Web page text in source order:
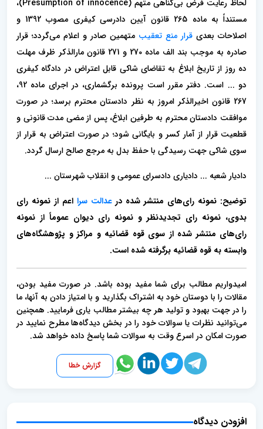
لحاظ رعایت فرض بی‌گناهی متهم (Presumption of innocence)،
مستنداً به ماده 265 قانون آیین دادرسی کیفری مصوب 1392 و
اصلاحات بعدی قرار منع تعقیب متهمین صادر و اعلام می‌گردد؛ قرار
صادره به موجب بند الف ماده 270 و 271 قانون مارالذكر ظرف مهلت
ده روز از تاریخ ابلاغ به تقاضای شاکی قابل اعتراض در دادگاه کیفری
دو ... است. دفتر مقرر است پرونده برگشماری، در اجرای ماده 92،
267 قانون اخیرالذکر امروز به نظر دادستان محترم برسد؛ در صورت
موافقت دادستان محترم به طرفین ابلاغ، پس از مضی مدت قانونی و
قطعیت قرار از آمار کسر و بایگانی شود؛ در صورت اعتراض به قرار از
سوی شاکی جهت رسیدگی با حفظ بدل به مرجع صالح ارسال گردد.
دادیار شعبه ... دادیاری دادسرای عمومی و انقلاب شهرستان ...
توضیح: نمونه رای‌های منتشر شده درعدالت سرا اعم از نمونه رای
بدوی، نمونه رای تجدیدنظر و نمونه رای دیوان عموماً از نمونه
رای‌های منتشر شده از سوی قوه قضائیه و مراکز و پژوهشگاه‌های
وابسته به قوه قضائیه برگرفته شده است.
امیدواریم مطالب برای شما مفید بوده باشد. در صورت مفید بودن،
مقالات را با دوستان خود به اشتراک بگذارید و با امتیاز دادن به آنها، ما
را در جهت بهبود و تولید هر چه بیشتر مطالب یاری فرمایید. همچنین
می‌توانید نظرات یا سوالات خود را در بخش دیدگاه‌ها مطرح نمایید در
صورت امکان در اسرع وقت به سوالات شما پاسخ داده خواهد شد.
گزارش خطا
افزودن دیدگاه